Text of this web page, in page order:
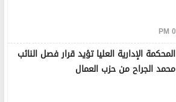
المحكمة الإدارية العليا تؤيد قرار فصل النائب
محمد الجراح من حزب العمال